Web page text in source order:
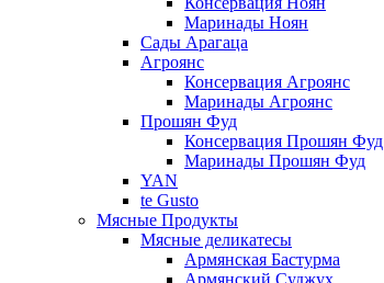
Маринады Ноян
Сады Арагаца
Агроянс
Консервация Агроянс
Маринады Агроянс
Прошян Фуд
Консервация Прошян Фуд
Маринады Прошян Фуд
YAN
te Gusto
Мясные Продукты
Мясные деликатесы
Армянская Бастурма
Армянский Суджух